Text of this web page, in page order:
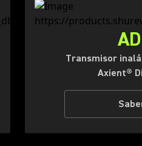
Transmisor
Axient®